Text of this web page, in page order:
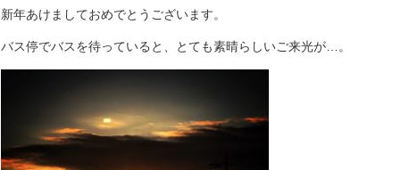
新年あけましておめでとうございます。
バス停でバスを待っていると、とても素晴らしいご来光が…。